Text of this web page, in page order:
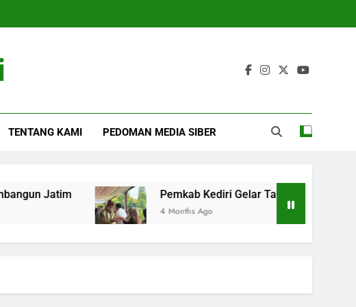
TENTANG KAMI PEDOMAN MEDIA SIBER
Jatim Pemkab Kediri Gelar Tasyakuran Hari Jadi
4 Months Ago